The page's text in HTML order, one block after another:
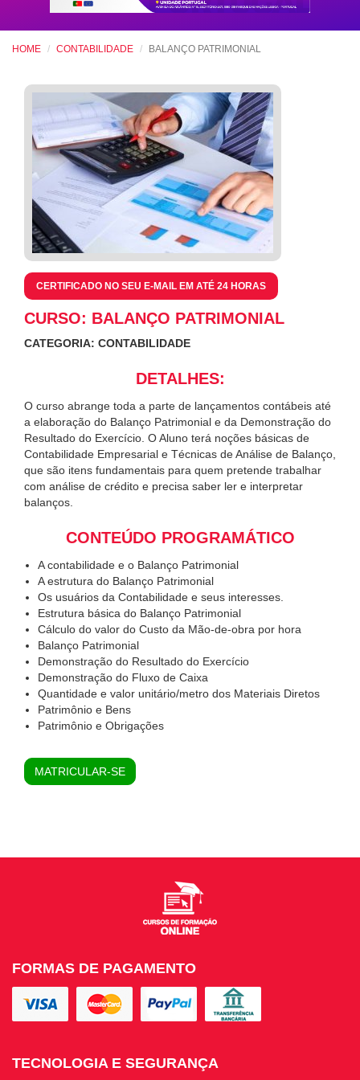
HOME CONTABILIDADE BALANÇO PATRIMONIAL
CERTIFICADO NO SEU E-MAIL EM ATÉ 24 HORAS
CURSO: BALANÇO PATRIMONIAL
CATEGORIA: CONTABILIDADE
DETALHES:
O curso abrange toda a parte de lançamentos contábeis até
a elaboração do Balanço Patrimonial e da Demonstração do
Resultado do Exercício. O Aluno terá noções básicas de
Contabilidade Empresarial e Técnicas de Análise de Balanço,
que são itens fundamentais para quem pretende trabalhar
com análise de crédito e precisa saber ler e interpretar
balanços.
CONTEÚDO PROGRAMÁTICO
A contabilidade e o Balanço Patrimonial
A estrutura do Balanço Patrimonial
Os usuários da Contabilidade e seus interesses.
Estrutura básica do Balanço Patrimonial
Cálculo do valor do Custo da Mão-de-obra por hora
Balanço Patrimonial
Demonstração do Resultado do Exercício
Demonstração do Fluxo de Caixa
Quantidade e valor unitário/metro dos Materiais Diretos
Patrimônio e Bens
Patrimônio e Obrigações
MATRICULAR-SE
FORMAS DE PAGAMENTO
TECNOLOGIA E SEGURANÇA